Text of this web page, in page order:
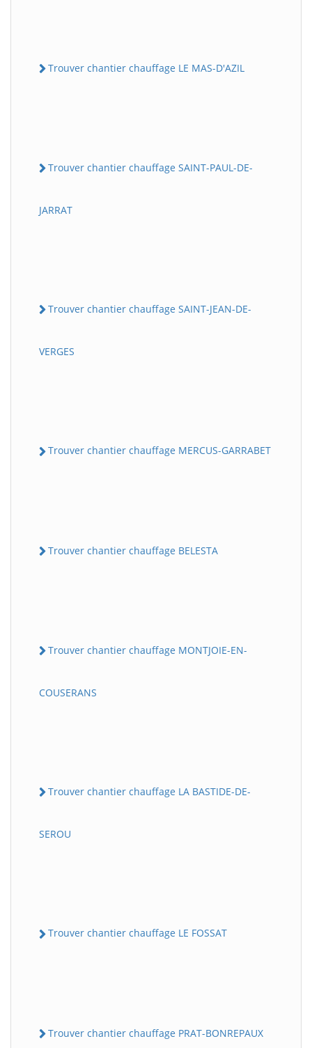
Trouver chantier chauffage LE MAS-D'AZIL
Trouver chantier chauffage SAINT-PAUL-DE-
JARRAT
Trouver chantier chauffage SAINT-JEAN-DE-
VERGES
Trouver chantier chauffage MERCUS-GARRABET
Trouver chantier chauffage BELESTA
Trouver chantier chauffage MONTJOIE-EN-
COUSERANS
Trouver chantier chauffage LA BASTIDE-DE-
SEROU
Trouver chantier chauffage LE FOSSAT
Trouver chantier chauffage PRAT-BONREPAUX